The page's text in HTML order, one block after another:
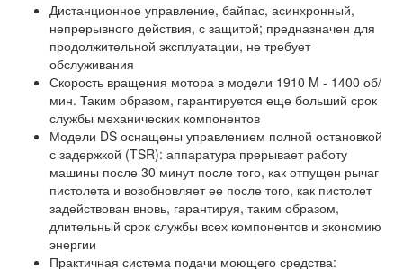
Дистанционное управление, байпас, асинхронный,
непрерывного действия, с защитой; предназначен для
продолжительной эксплуатации, не требует
обслуживания
Скорость вращения мотора в модели 1910 M - 1400 об/
мин. Таким образом, гарантируется еще больший срок
службы механических компонентов
Модели DS оснащены управлением полной остановкой
с задержкой (TSR): аппаратура прерывает работу
машины после 30 минут после того, как отпущен рычаг
пистолета и возобновляет ее после того, как пистолет
задействован вновь, гарантируя, таким образом,
длительный срок службы всех компонентов и экономию
энергии
Практичная система подачи моющего средства: